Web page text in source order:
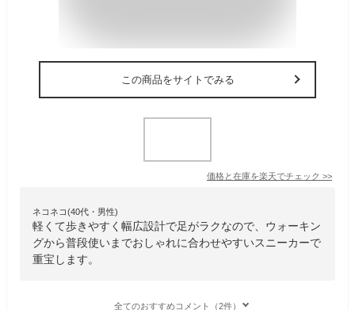
この商品をサイトでみる
価格と在庫を楽天でチェック >>
ネコネコ(40代・男性)
軽くて歩きやすく幅広設計で足がラクなので、ウォーキン
グから普段使いまでおしゃれに合わせやすいスニーカーで
重宝します。
全てのおすすめコメント（2件）